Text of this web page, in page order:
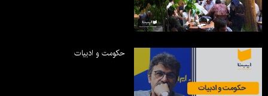
حکومت و ادبیات